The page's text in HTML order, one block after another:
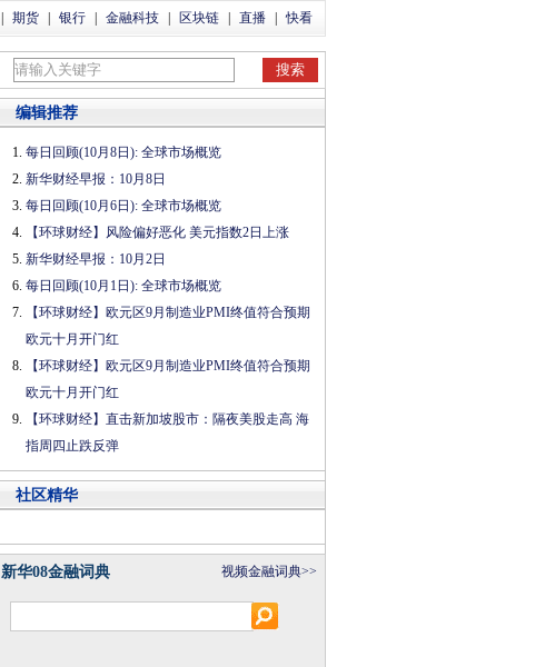
期货 银行 金融科技 区块链 直播 快看
编辑推荐
每日回顾(10月8日): 全球市场概览
新华财经早报：10月8日
每日回顾(10月6日): 全球市场概览
【环球财经】风险偏好恶化 美元指数2日上涨
新华财经早报：10月2日
每日回顾(10月1日): 全球市场概览
【环球财经】欧元区9月制造业PMI终值符合预期
欧元十月开门红
【环球财经】欧元区9月制造业PMI终值符合预期
欧元十月开门红
【环球财经】直击新加坡股市：隔夜美股走高 海
指周四止跌反弹
社区精华
新华08金融词典 视频金融词典>>